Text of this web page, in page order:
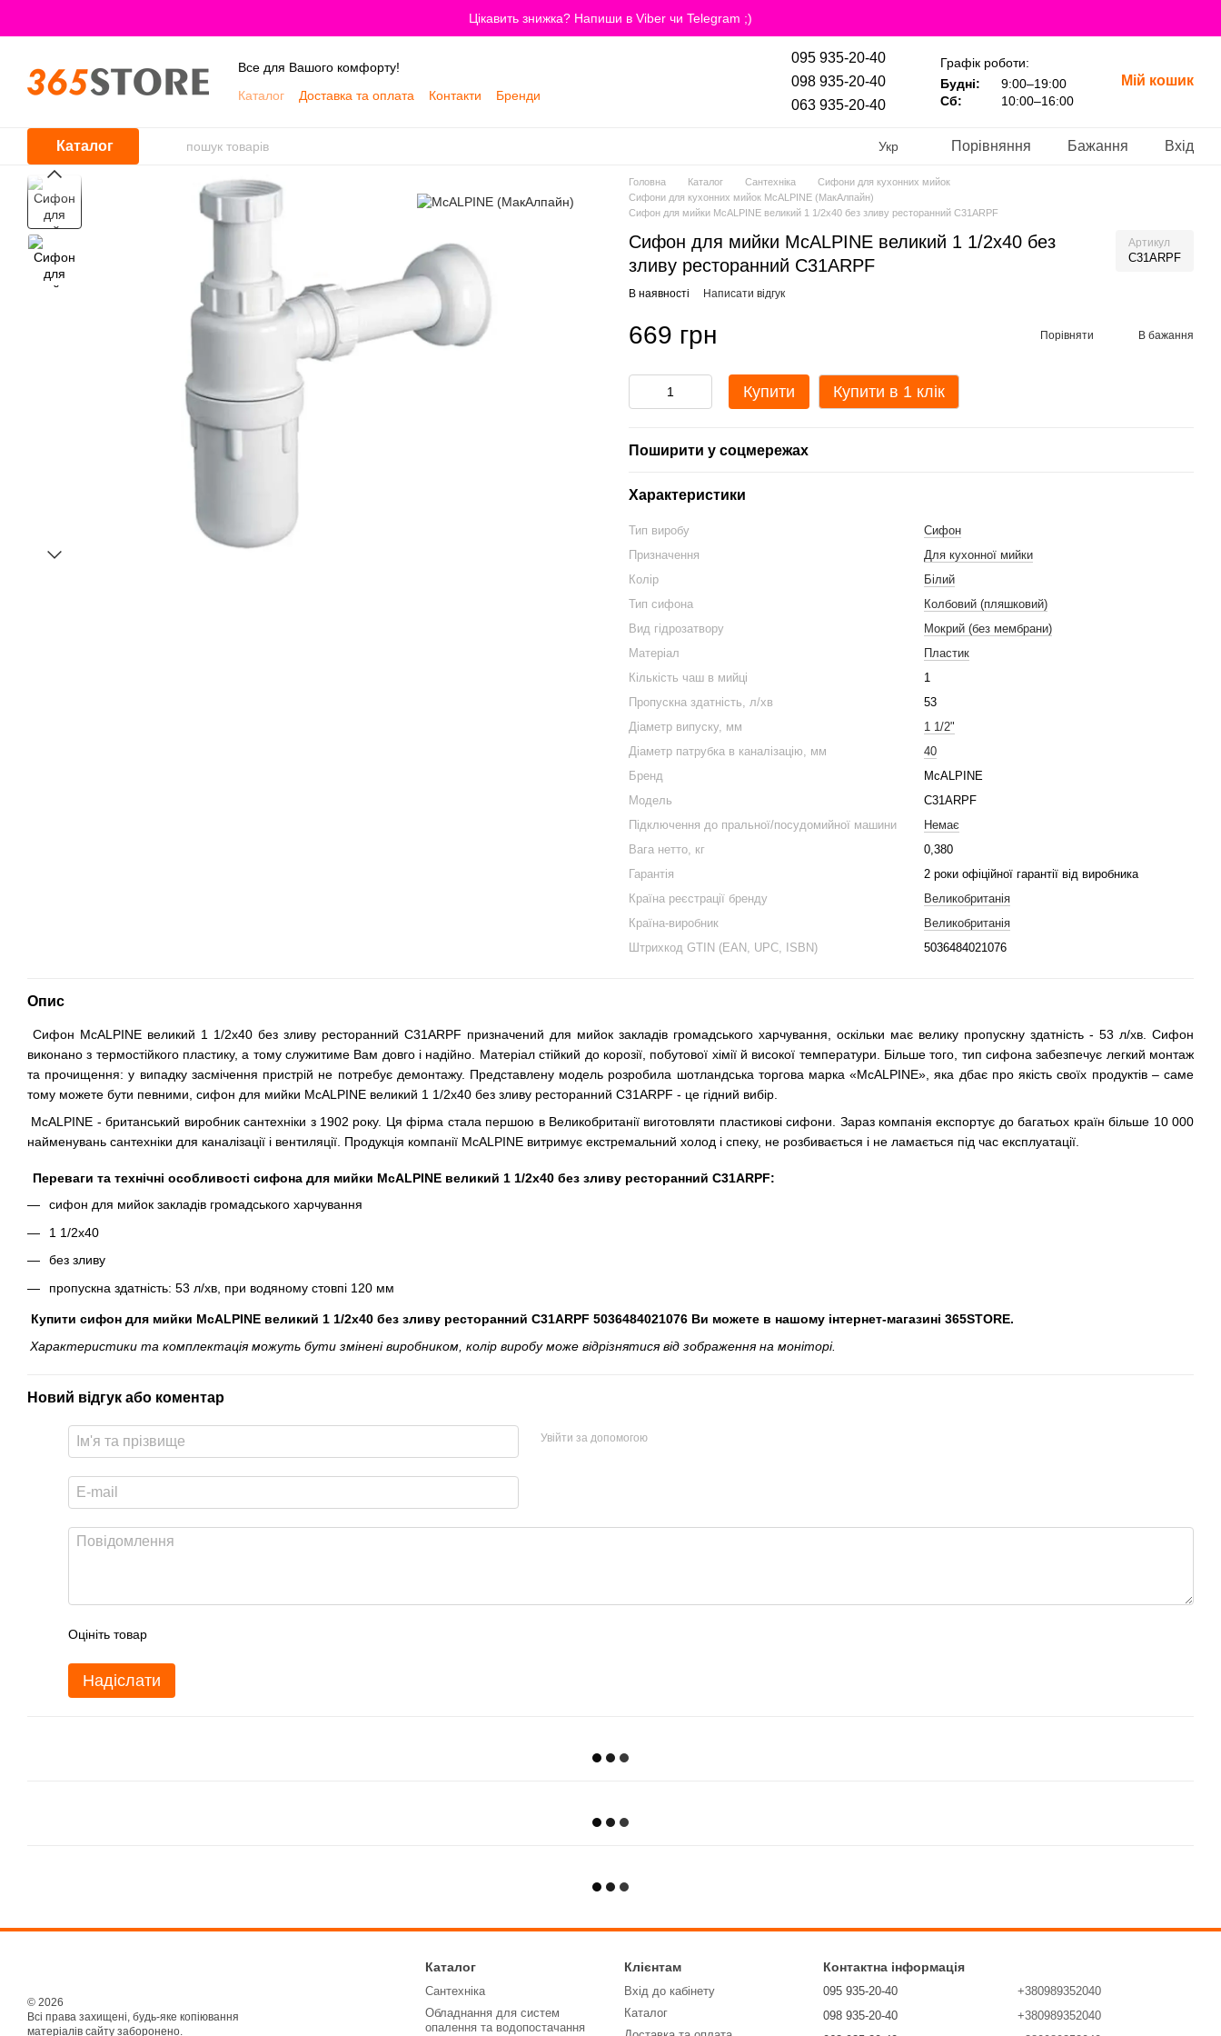
Цікавить знижка? Напиши в Viber чи Telegram ;)
Все для Вашого комфорту!
Каталог
Доставка та оплата Контакти
Бренди
095 935-20-40
098 935-20-40
063 935-20-40
Графік роботи:
Будні:
9:00–19:00
Сб:
10:00–16:00
Мій кошик
Каталог Укр Порівняння Бажання Вхід
Головна Каталог Сантехніка
Сифони для кухонних мийок
Сифони для кухонних мийок McALPINE (МакАлпайн)
Сифон для мийки McALPINE великий 1 1/2х40 без зливу ресторанний C31ARPF
Сифон для мийки McALPINE великий 1 1/2х40 без
зливу ресторанний C31ARPF
Артикул
C31ARPF
В наявності Написати відгук
669 грн Порівняти В бажання
Купити Купити в 1 клік
Поширити у соцмережах
Характеристики
Тип виробу
Сифон
Призначення
Для кухонної мийки
Колір
Білий
Тип сифона
Колбовий (пляшковий)
Вид гідрозатвору
Мокрий (без мембрани)
Матеріал
Пластик
Кількість чаш в мийці
1
Пропускна здатність, л/хв
53
Діаметр випуску, мм
1 1/2"
Діаметр патрубка в каналізацію, мм
40
Бренд
McALPINE
Модель
C31ARPF
Підключення до пральної/посудомийної машини
Немає
Вага нетто, кг
0,380
Гарантія
2 роки офіційної гарантії від виробника
Країна реєстрації бренду
Великобританія
Країна-виробник
Великобританія
Штрихкод GTIN (EAN, UPC, ISBN)
5036484021076
Опис
Сифон McALPINE великий 1 1/2х40 без зливу ресторанний C31ARPF призначений для мийок закладів громадського харчування, оскільки має велику пропускну здатність - 53 л/хв. Сифон
виконано з термостійкого пластику, а тому служитиме Вам довго і надійно. Матеріал стійкий до корозії, побутової хімії й високої температури. Більше того, тип сифона забезпечує легкий монтаж
та прочищення: у випадку засмічення пристрій не потребує демонтажу. Представлену модель розробила шотландська торгова марка «McALPINE», яка дбає про якість своїх продуктів – саме
тому можете бути певними, сифон для мийки McALPINE великий 1 1/2х40 без зливу ресторанний C31ARPF - це гідний вибір.
McALPINE - британський виробник сантехніки з 1902 року. Ця фірма стала першою в Великобританії виготовляти пластикові сифони. Зараз компанія експортує до багатьох країн більше 10 000
найменувань сантехніки для каналізації і вентиляції. Продукція компанії McALPINE витримує екстремальний холод і спеку, не розбивається і не ламається під час експлуатації.
Переваги та технічні особливості сифона для мийки McALPINE великий 1 1/2х40 без зливу ресторанний C31ARPF:
сифон для мийок закладів громадського харчування
1 1/2х40
без зливу
пропускна здатність: 53 л/хв, при водяному стовпі 120 мм
Купити сифон для мийки McALPINE великий 1 1/2х40 без зливу ресторанний C31ARPF 5036484021076 Ви можете в нашому інтернет-магазині 365STORE.
Характеристики та комплектація можуть бути змінені виробником, колір виробу може відрізнятися від зображення на моніторі.
Новий відгук або коментар
Увійти за допомогою
Оцініть товар
Надіслати
© 2026
Всі права захищені, будь-яке копіювання
матеріалів сайту заборонено.
Каталог
Сантехніка
Обладнання для систем
опалення та водопостачання
Клієнтам
Вхід до кабінету
Каталог
Контактна інформація
095 935-20-40
098 935-20-40
+380989352040
+380989352040